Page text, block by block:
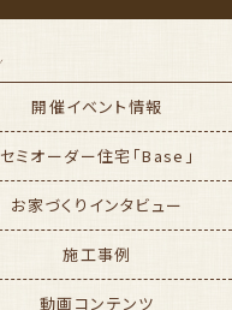
開催イベント情報
セミオーダー住宅「Base」
お家づくりインタビュー
施工事例
動画コンテンツ